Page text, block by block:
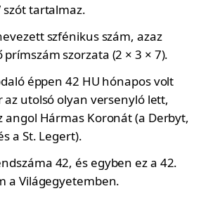
szót tartalmaz.
szfénikus szám, azaz
szorzata (2 × 3 × 7).
éppen 42 HU hónapos volt
az utolsó olyan versenyló lett,
angol Hármas Koronát (a Derbyt,
a St. Legert).
42, és egyben ez a 42.
a Világegyetemben.